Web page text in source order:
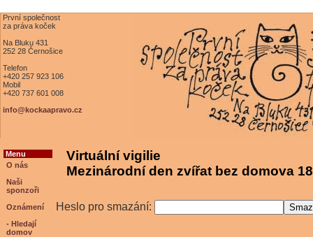
První společnost
za práva koček
Na Bluku 431
252 28 Černošice
Telefon
+420 257 923 106
Mobil
+420 737 601 008
info@kockaapravo.cz
Menu
O nás
Naši
sponzoři
Oznámení
- Hledají
domov
Virtuální vigilie
Mezinárodní den zvířat bez domova
Heslo pro smazání: